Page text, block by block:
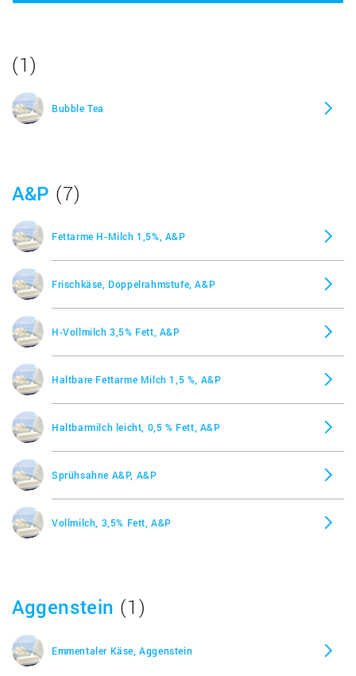
Schmand (Sauerrahm) 24% Fett
Sprühsahne (Schlagobers) 15% Fett
(1)
Bubble Tea
A&P (7)
Fettarme H-Milch 1,5%, A&P
Frischkäse, Doppelrahmstufe, A&P
H-Vollmilch 3,5% Fett, A&P
Haltbare Fettarme Milch 1,5 %, A&P
Haltbarmilch leicht, 0,5 % Fett, A&P
Sprühsahne A&P, A&P
Vollmilch, 3,5% Fett, A&P
Aggenstein (1)
Emmentaler Käse, Aggenstein